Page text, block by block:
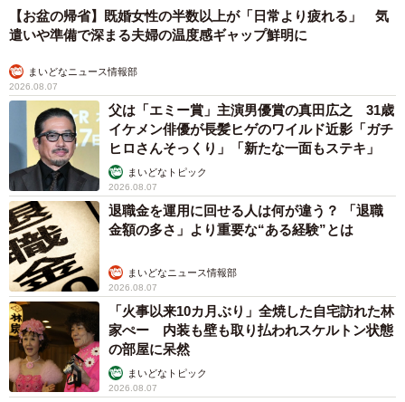
【お盆の帰省】既婚女性の半数以上が「日常より疲れる」 気
遣いや準備で深まる夫婦の温度感ギャップ鮮明に
まいどなニュース情報部
2026.08.07
父は「エミー賞」主演男優賞の真田広之 31歳
イケメン俳優が長髪ヒゲのワイルド近影「ガチ
ヒロさんそっくり」「新たな一面もステキ」
まいどなトピック
2026.08.07
退職金を運用に回せる人は何が違う？ 「退職
金額の多さ」より重要な“ある経験”とは
まいどなニュース情報部
2026.08.07
「火事以来10カ月ぶり」全焼した自宅訪れた林
家ぺー 内装も壁も取り払われスケルトン状態
の部屋に呆然
まいどなトピック
2026.08.07